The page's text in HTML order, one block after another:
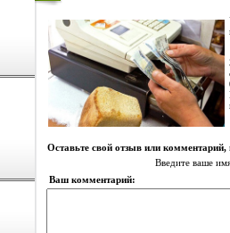
Оставьте свой отзыв или комментарий,
Введите ваше
Ваш комментарий: